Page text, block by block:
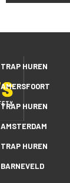
TRAP HUREN
AMERSFOORT
TRAP HUREN
AMSTERDAM
TRAP HUREN
BARNEVELD